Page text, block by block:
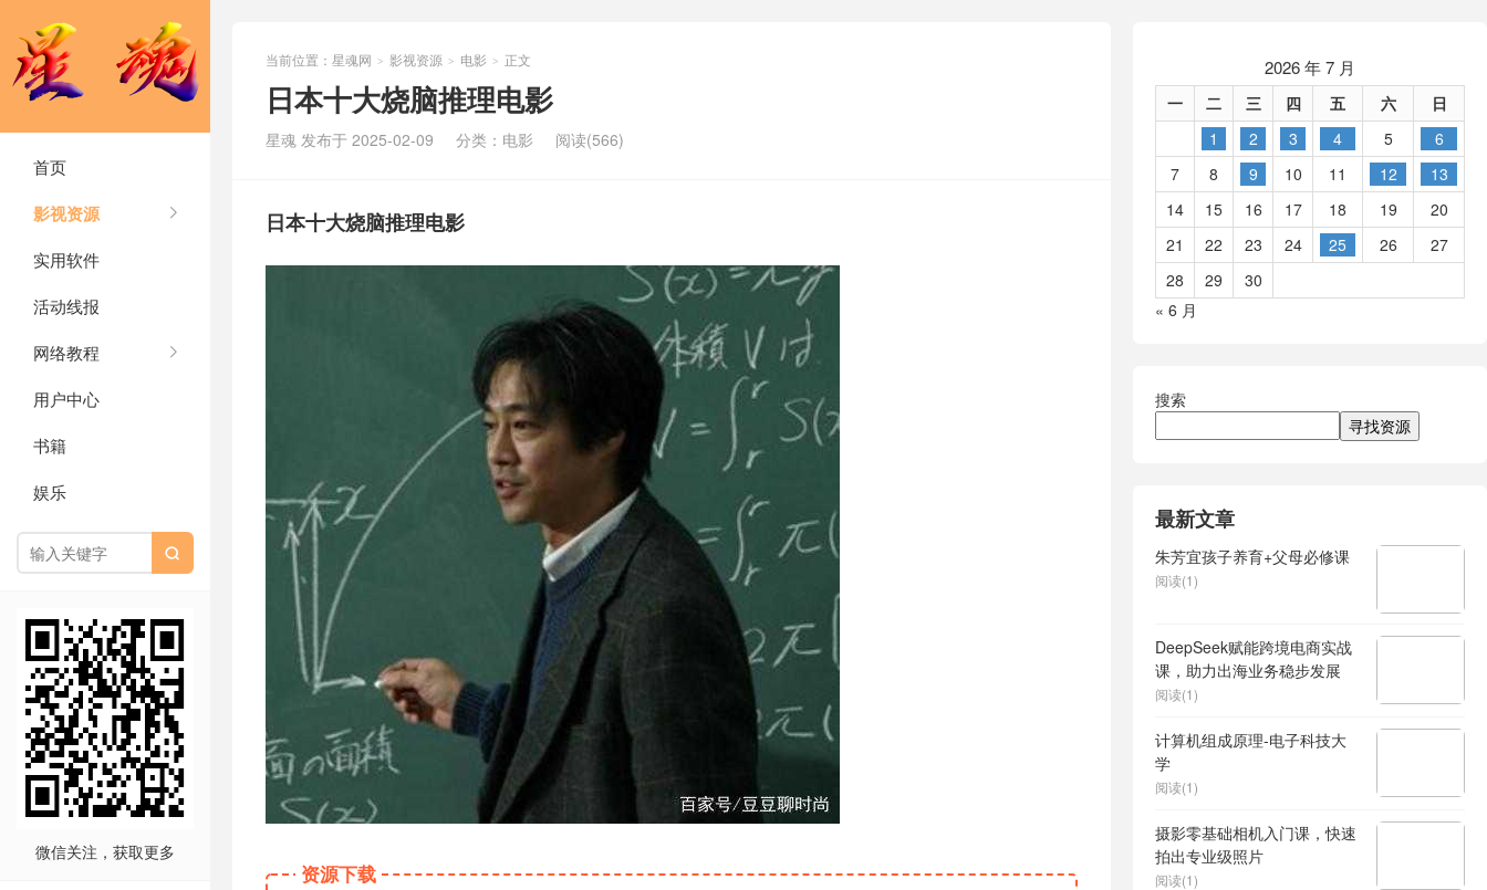
首页
影视资源
实用软件
活动线报
网络教程
用户中心
书籍
娱乐

微信关注，获取更多
当前位置： 星魂网 > 影视资源 > 电影 > 正文
日本十大烧脑推理电影
星魂 发布于 2025-02-09 分类： 电影 阅读(566)
日本十大烧脑推理电影
资源下载
2026 年 7 月
一 二 三 四 五 六
日
1
2 3 4 5
6
7
8 9 10 11 12
13
14
15 16 17 18 19
20
21
22 23 24 25 26
27
28
29
30
« 6 月
搜索
寻找资源
最新文章
朱芳宜孩子养育+父母必修课
阅读(1)
DeepSeek赋能跨境电商实战
课，助力出海业务稳步发展
阅读(1)
计算机组成原理-电子科技大
学
阅读(1)
摄影零基础相机入门课，快速
拍出专业级照片
阅读(1)